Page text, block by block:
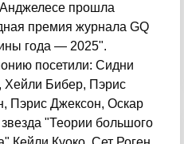
прошла
премия журнала GQ
года — 2025".
посетили: Сидни
Хейли Бибер, Пэрис
Пэрис Джексон, Оскар
"Теории большого